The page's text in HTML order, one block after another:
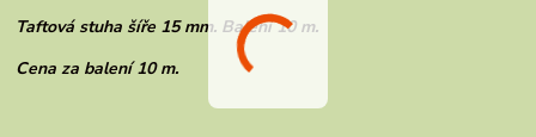
Taftová stuha šíře 15 mm. Balení 10 m.
Cena za balení 10 m.